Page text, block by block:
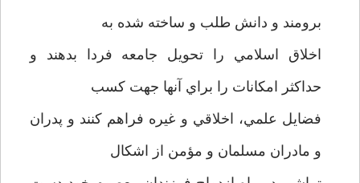
برومند و دانش طلب و ساخته شده به
اخلاق اسلامي را تحويل جامعه فردا بدهند و
حداکثر امکانات را براي آنها جهت کسب
فضايل علمي، اخلاقي و غيره فراهم کنند و پدران
و مادران مسلمان و مؤمن از اشکال